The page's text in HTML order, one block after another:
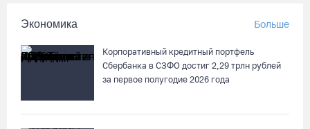
кузнечного мастерства
Почти 60 тысяч вологжан научились защищать себя от
07.08.26 / 09:55
Экономика Больше
Корпоративный кредитный портфель
Сбербанка в СЗФО достиг 2,29 трлн рублей
за первое полугодие 2026 года